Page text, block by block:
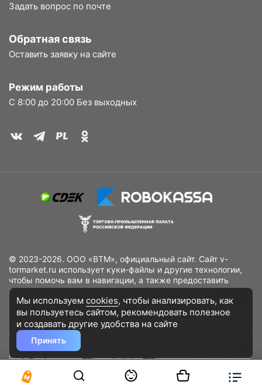
Задать вопрос по почте
Обратная связь
Оставить заявку на сайте
Режим работы
С 8:00 до 20:00 Без выходных
© 2023-2026. ООО «ВТМ», официальный сайт. Сайт v-
tormarket.ru использует куки-файлы и другие технологии,
чтобы помочь вам в навигации, а также предоставить
лучший пользовательский опыт, анализировать
использование наших продуктов и услуг, повысить
качество рекламных и маркетинговых активностей. Если
Вы не хотите, чтобы Ваши пользовательские данные
обрабатывались, пожалуйста, ограничьте их использование
в своём браузере.
конфиденциальности
Разработано DST Global
Мы используем cookies, чтобы анализировать, как
вы пользуетесь сайтом, рекомендовать полезное
и создавать другие удобства на сайте
Принять